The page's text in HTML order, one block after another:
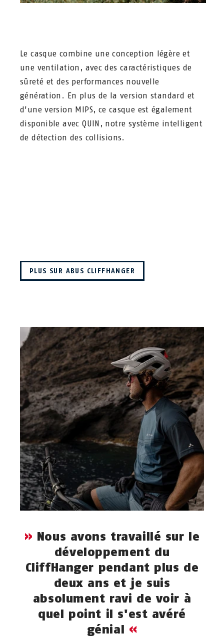
Le casque combine une conception légère et
une ventilation, avec des caractéristiques de
sûreté et des performances nouvelle
génération. En plus de la version standard et
d'une version MIPS, ce casque est également
disponible avec QUIN, notre système intelligent
de détection des collisions.
PLUS SUR ABUS CLIFFHANGER
Nous avons travaillé sur le
développement du
CliffHanger pendant plus de
deux ans et je suis
absolument ravi de voir à
quel point il s'est avéré
génial